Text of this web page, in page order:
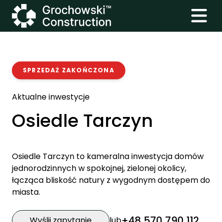
SPRZEDAŻ ZAKOŃCZONA
Aktualne inwestycje
Osiedle Tarczyn
Osiedle Tarczyn to kameralna inwestycja domów
jednorodzinnych w spokojnej, zielonej okolicy,
łącząca bliskość natury z wygodnym dostępem do
miasta.